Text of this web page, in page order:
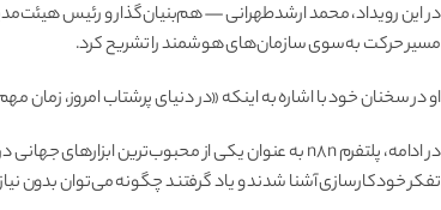
در این رویداد، محمد ارشدطهرانی — هم‌بنیان‌گذار و رئیس
مسیر حرکت به‌سوی سازمان‌های هوشمند را تشریح کرد.
او در سخنان خود با اشاره به اینکه «در دنیای پرشتاب امروز،
تفکر خودکارسازی آشنا شدند و یاد گرفتند چگونه می‌توان بدون